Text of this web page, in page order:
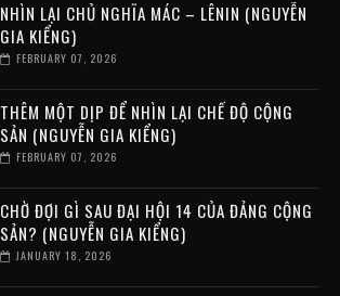
NHÌN LẠI CHỦ NGHĨA MÁC – LÊNIN (NGUYỄN
GIA KIỂNG)
FEBRUARY 07, 2026
THÊM MỘT DỊP ĐỂ NHÌN LẠI CHẾ ĐỘ CỘNG
SẢN (NGUYỄN GIA KIỂNG)
FEBRUARY 07, 2026
CHỜ ĐỢI GÌ SAU ĐẠI HỘI 14 CỦA ĐẢNG CỘNG
SẢN? (NGUYỄN GIA KIỂNG)
JANUARY 18, 2026